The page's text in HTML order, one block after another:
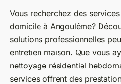
Vous recherchez des
domicile à Angoulême?
solutions professionnelles
entretien maison. Que vous
nettoyage résidentiel
services offrent des